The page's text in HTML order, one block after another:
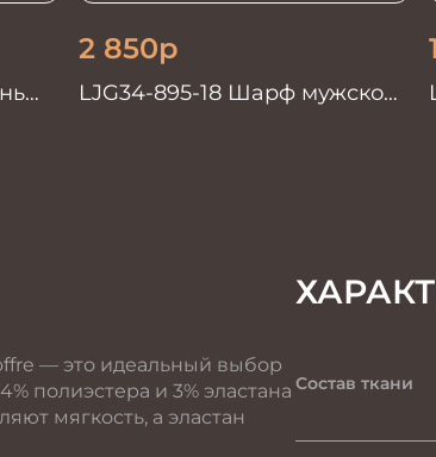
2 850р
LJG34-895-18 Шарф мужской
— это идеальный выбор
полиэстера и 3% эластана
мягкость, а эластан
Состав ткани